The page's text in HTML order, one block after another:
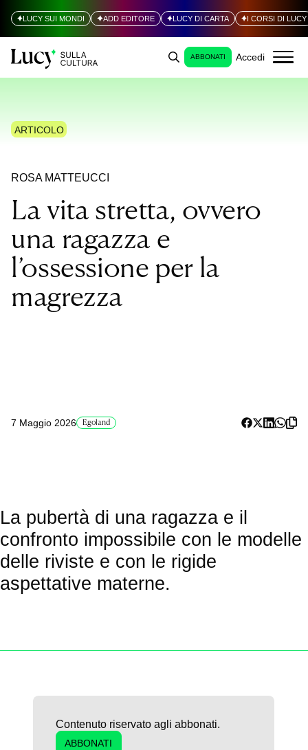
LUCY SUI MONDI ADD EDITORE LUCY DI CARTA I CORSI DI LUCY
ABBONATI Accedi
ARTICOLO
ROSA MATTEUCCI
La vita stretta, ovvero
una ragazza e
l’ossessione per la
magrezza
7 Maggio 2026 Egoland
La pubertà di una ragazza e il
confronto impossibile con le modelle
delle riviste e con le rigide
aspettative materne.
Contenuto riservato agli abbonati.
ABBONATI